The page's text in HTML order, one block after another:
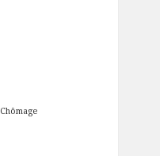
Chômage